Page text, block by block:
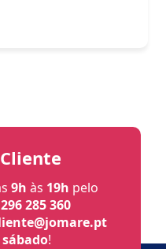
9h às 19h pelo
285 360
!